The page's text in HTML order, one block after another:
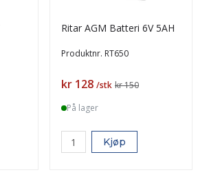
Ritar AGM Batteri 6V 5AH
Produktnr. RT650
Pris
kr 128 /stk kr 150
På lager
Kjøp